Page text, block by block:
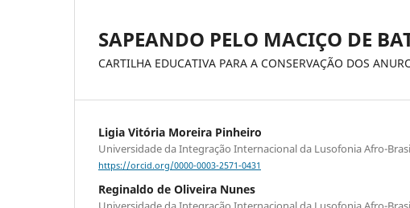
SAPEANDO PELO MACIÇO DE
CARTILHA EDUCATIVA PARA A CONSERVAÇÃO DOS
Ligia Vitória Moreira Pinheiro
Universidade da Integração Internacional da Lusofonia Afro-
https://orcid.org/0000-0003-2571-0431
Reginaldo de Oliveira Nunes